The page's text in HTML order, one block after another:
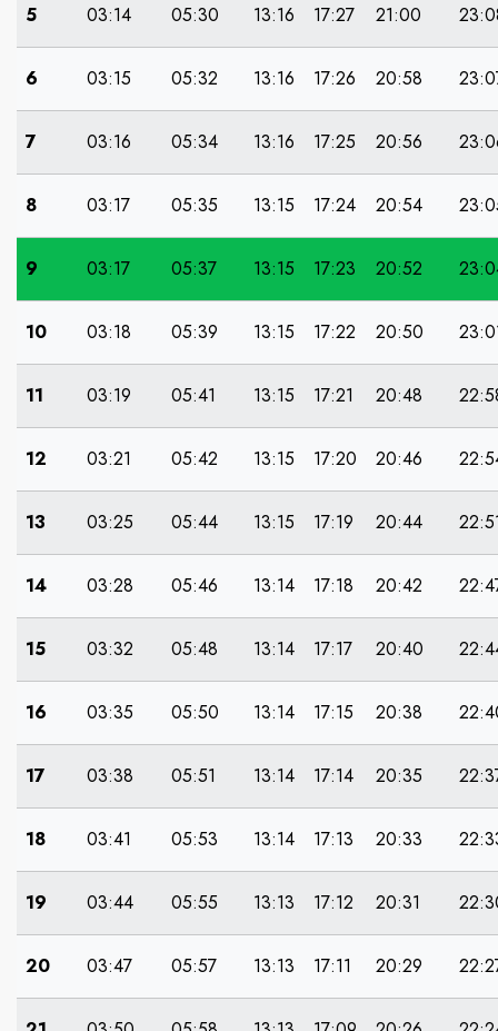
5 03:14 05:30 13:16 17:27 21:00
6 03:15 05:32 13:16 17:26 20:58
7 03:16 05:34 13:16 17:25 20:56
8 03:17 05:35 13:15 17:24 20:54
9 03:17 05:37 13:15 17:23 20:52
10 03:18 05:39 13:15 17:22 20:50
11 03:19 05:41 13:15 17:21 20:48
12 03:21 05:42 13:15 17:20 20:46
13 03:25 05:44 13:15 17:19 20:44
14 03:28 05:46 13:14 17:18 20:42
15 03:32 05:48 13:14 17:17 20:40
16 03:35 05:50 13:14 17:15 20:38
17 03:38 05:51 13:14 17:14 20:35
18 03:41 05:53 13:14 17:13 20:33
19 03:44 05:55 13:13 17:12 20:31
20 03:47 05:57 13:13 17:11 20:29